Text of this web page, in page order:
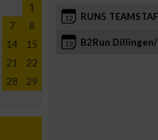
1
7
8
14
15
21
22
28
29
12 RUN5
13 B2Run Dillingen/